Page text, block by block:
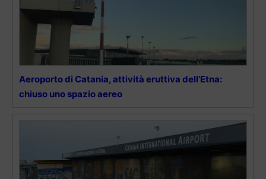
Aeroporto di Catania, attività eruttiva dell’Etna:
chiuso uno spazio aereo